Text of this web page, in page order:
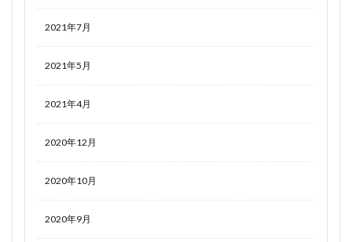
2021年7月
2021年5月
2021年4月
2020年12月
2020年10月
2020年9月